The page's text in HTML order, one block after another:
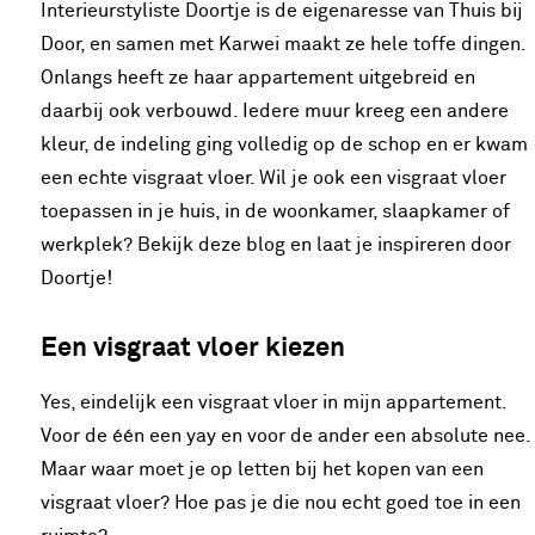
Interieurstyliste Doortje is de eigenaresse van Thuis bij
Door, en samen met Karwei maakt ze hele toffe dingen.
Onlangs heeft ze haar appartement uitgebreid en
daarbij ook verbouwd. Iedere muur kreeg een andere
kleur, de indeling ging volledig op de schop en er kwam
een echte visgraat vloer. Wil je ook een visgraat vloer
toepassen in je huis, in de woonkamer, slaapkamer of
werkplek? Bekijk deze blog en laat je inspireren door
Doortje!
Een visgraat vloer kiezen
Yes, eindelijk een visgraat vloer in mijn appartement.
Voor de één een yay en voor de ander een absolute nee.
Maar waar moet je op letten bij het kopen van een
visgraat vloer? Hoe pas je die nou echt goed toe in een